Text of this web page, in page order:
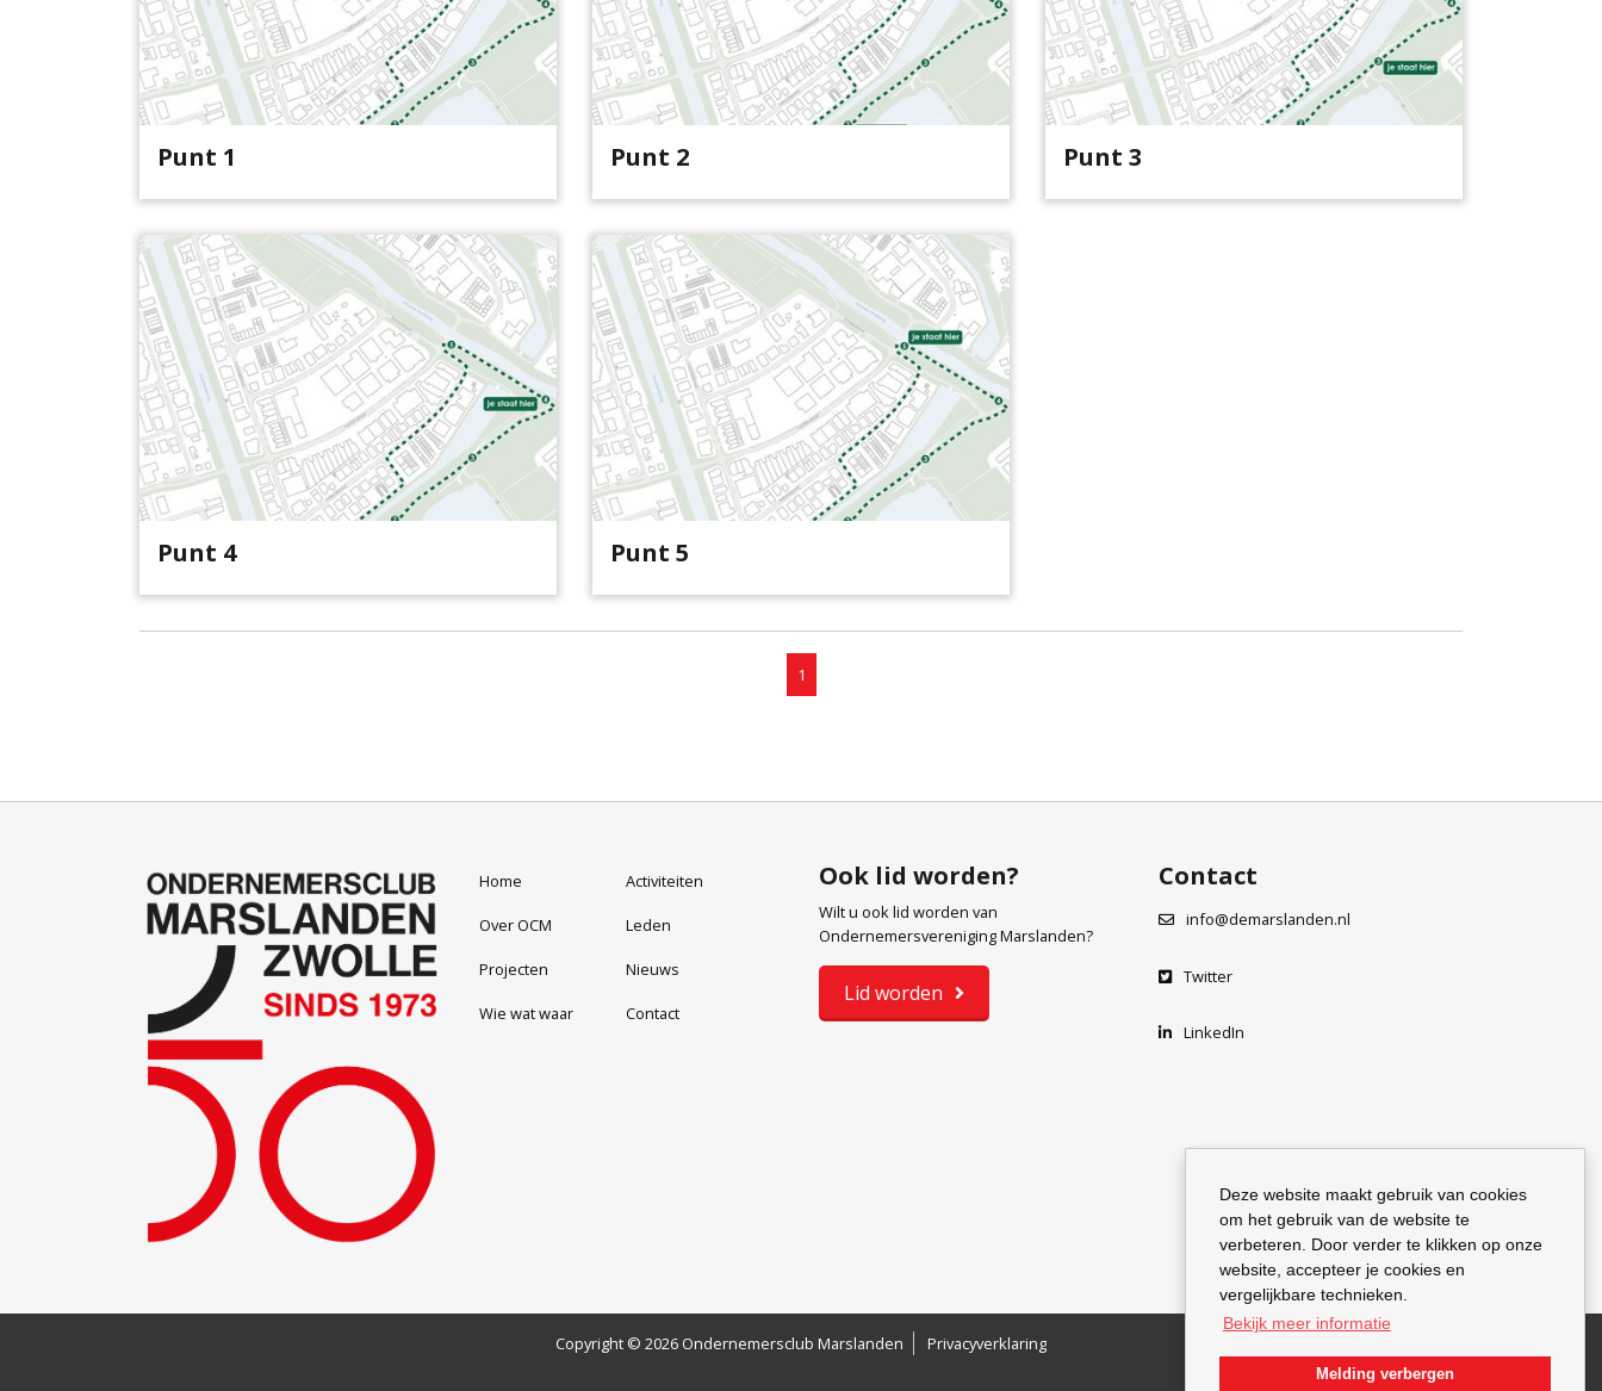
Deze website maakt gebruik van cookies
om het gebruik van de website te
verbeteren. Door verder te klikken op onze
website, accepteer je cookies en
vergelijkbare technieken.
Bekijk meer informatie
Melding verbergen
Punt 1 Punt 2 Punt 3
Punt 4 Punt 5
1
Home Activiteiten
Over OCM Leden
Projecten Nieuws
Wie wat waar Contact
Ook lid worden?
Wilt u ook lid worden van
Ondernemersvereniging Marslanden?
Lid worden
Contact
info@demarslanden.nl
Twitter
LinkedIn
Copyright © 2026 Ondernemersclub Marslanden Privacyverklaring